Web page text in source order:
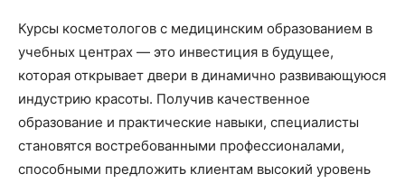
Курсы косметологов с медицинским образованием в
учебных центрах — это инвестиция в будущее,
которая открывает двери в динамично развивающуюся
индустрию красоты. Получив качественное
образование и практические навыки, специалисты
становятся востребованными профессионалами,
способными предложить клиентам высокий уровень